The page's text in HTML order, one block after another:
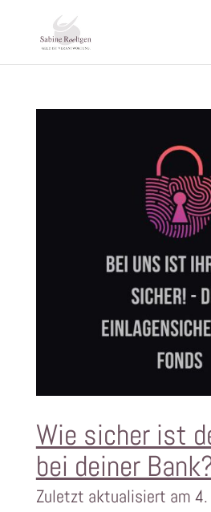
Wie sicher ist
bei deiner
Zuletzt aktualisiert am 4.